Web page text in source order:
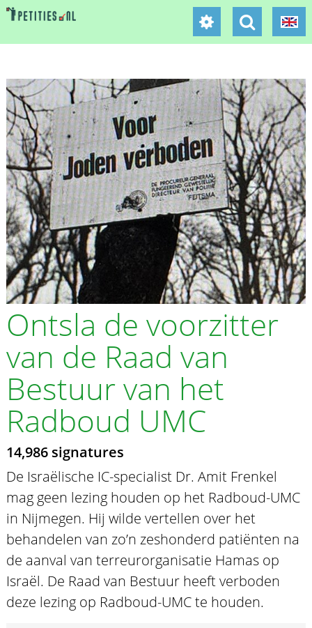
Ontsla de voorzitter
van de Raad van
Bestuur van het
Radboud UMC
14,986 signatures
De Israëlische IC-specialist Dr. Amit Frenkel
mag geen lezing houden op het Radboud-UMC
in Nijmegen. Hij wilde vertellen over het
behandelen van zo’n zeshonderd patiënten na
de aanval van terreurorganisatie Hamas op
Israël. De Raad van Bestuur heeft verboden
deze lezing op Radboud-UMC te houden.